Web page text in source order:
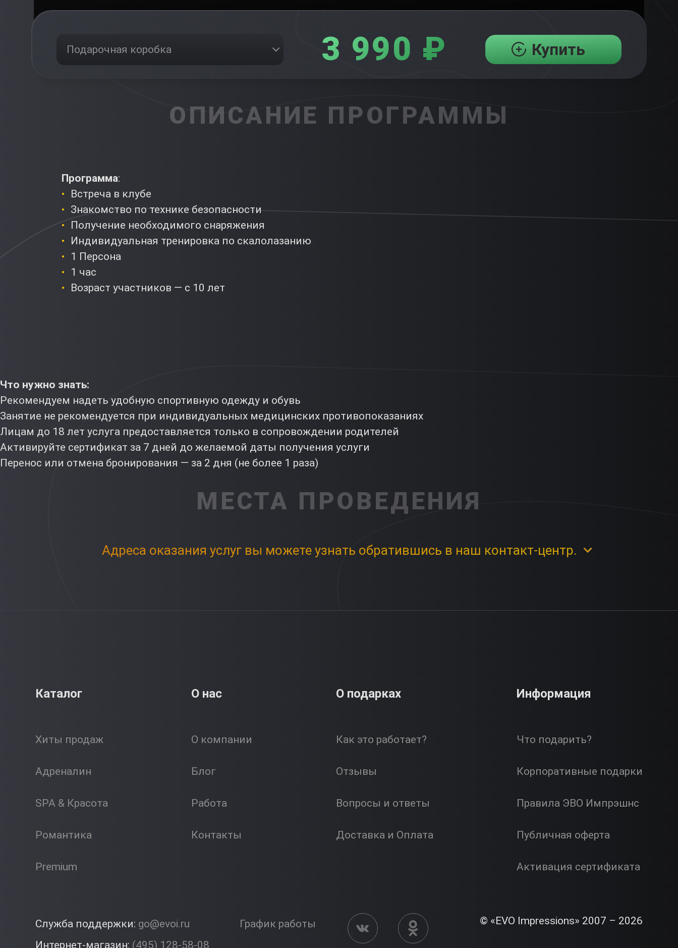
Подарочная коробка 3 990 ₽ Купить
ОПИСАНИЕ ПРОГРАММЫ
Программа:
Встреча в клубе
Знакомство по технике безопасности
Получение необходимого снаряжения
Индивидуальная тренировка по скалолазанию
1 Персона
1 час
Возраст участников — с 10 лет
Что нужно знать:
Рекомендуем надеть удобную спортивную одежду и обувь
Занятие не рекомендуется при индивидуальных медицинских противопоказаниях
Лицам до 18 лет услуга предоставляется только в сопровождении родителей
Активируйте сертификат за 7 дней до желаемой даты получения услуги
Перенос или отмена бронирования — за 2 дня (не более 1 раза)
МЕСТА ПРОВЕДЕНИЯ
Адреса оказания услуг вы можете узнать обратившись в наш контакт-центр.
Каталог
Хиты продаж
Адреналин
SPA & Красота
Романтика
Premium
О нас
О компании
Блог
Работа
Контакты
О подарках
Как это работает?
Отзывы
Вопросы и ответы
Доставка и Оплата
Информация
Что подарить?
Корпоративные подарки
Правила ЭВО Импрэшнс
Публичная оферта
Активация сертификата
Служба поддержки: go@evoi.ru
Интернет-магазин: (495) 128-58-08
График работы © «EVO Impressions» 2007 – 2026